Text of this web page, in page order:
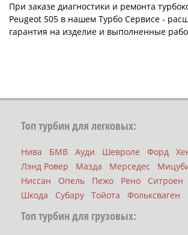
При заказе диагностики и ремонта
Peugeot 505 в нашем Турбо Сервисе -
гарантия на изделие и выполненные
Топ турбин для легковых:
Нива БМВ Ауди Шевроле Форд
Лэнд Ровер
Мазда Мерседес
Ниссан
Опель Пежо Рено Ситроен
Шкода
Субару Тойота Фольксваген
Топ турбин для грузовых: